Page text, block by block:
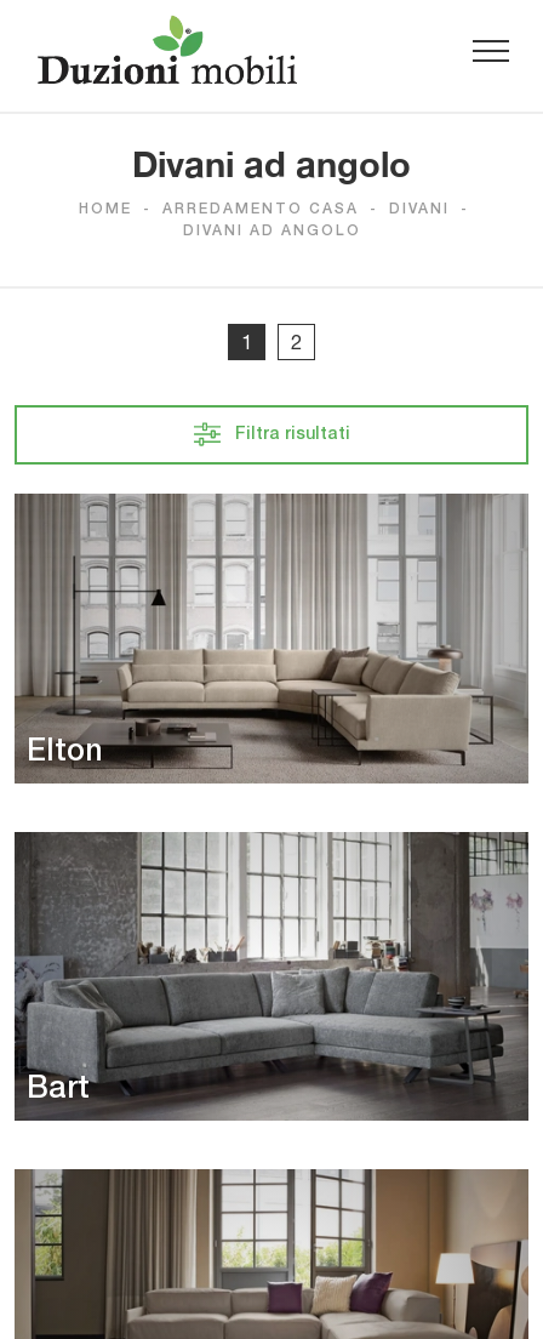
Divani ad angolo
HOME - ARREDAMENTO CASA - DIVANI
-
DIVANI AD ANGOLO
1 2
Filtra risultati
Elton
Bart